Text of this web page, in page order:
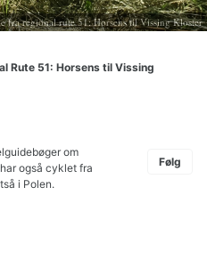
fra regional rute 51: Horsens til Vissing Kloster
Rute 51: Horsens til Vissing
om
også cyklet fra
i Polen.
Følg